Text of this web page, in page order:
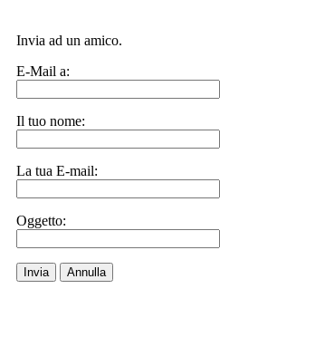
Invia ad un amico.
E-Mail a:
Il tuo nome:
La tua E-mail:
Oggetto:
Invia Annulla